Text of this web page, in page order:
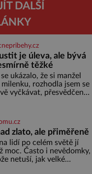
DALŠÍ
je úleva, ale bývá
těžké
ukázalo, že si manžel
milenku, rozhodla jsem se
vyčkávat, přesvědčena,
věcí na světě. Ale
kdo s tím má nějaké
se zapřísahá, že
odpustíte, znatelně se
Když se ke mně
že si manžel pořídil
zlato, ale přiměřeně
lidí po celém světě jí
moc. Často i nevědomky,
netuší, jak velké